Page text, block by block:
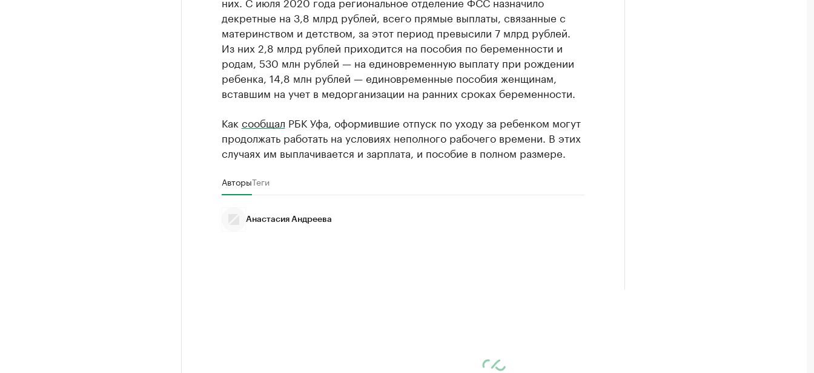
декретные на 3,8 млрд рублей, всего прямые выплаты, связанные с
материнством и детством, за этот период превысили 7 млрд рублей.
Из них 2,8 млрд рублей приходится на пособия по беременности и
родам, 530 млн рублей — на единовременную выплату при рождении
ребенка, 14,8 млн рублей — единовременные пособия женщинам,
вставшим на учет в медорганизации на ранних сроках беременности.
Как сообщал РБК Уфа, оформившие отпуск по уходу за ребенком могут
продолжать работать на условиях неполного рабочего времени. В этих
случаях им выплачивается и зарплата, и пособие в полном размере.
АвторыТеги
Анастасия Андреева